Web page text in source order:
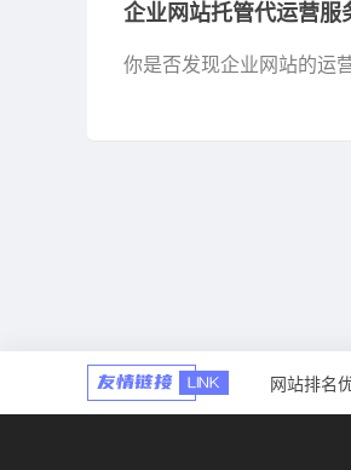
企业网站托管代运营服
你是否发现企业网站的运
网站排名